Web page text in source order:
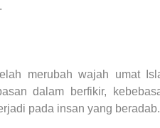
merubah wajah umat
dalam berfikir,
pada insan yang beradab.